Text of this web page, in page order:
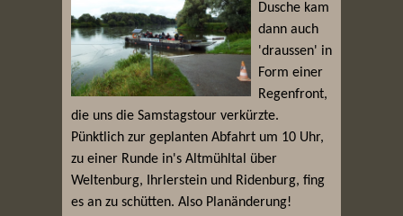
Dusche kam
dann auch
'draussen' in
Form einer
Regenfront,
die uns die Samstagstour verkürzte.
Pünktlich zur geplanten Abfahrt um 10 Uhr,
zu einer Runde in's Altmühltal über
Weltenburg, Ihrlerstein und Ridenburg, fing
es an zu schütten. Also Planänderung!